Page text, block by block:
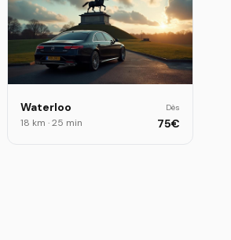
Waterloo
18 km ·25 min
Dès
75€